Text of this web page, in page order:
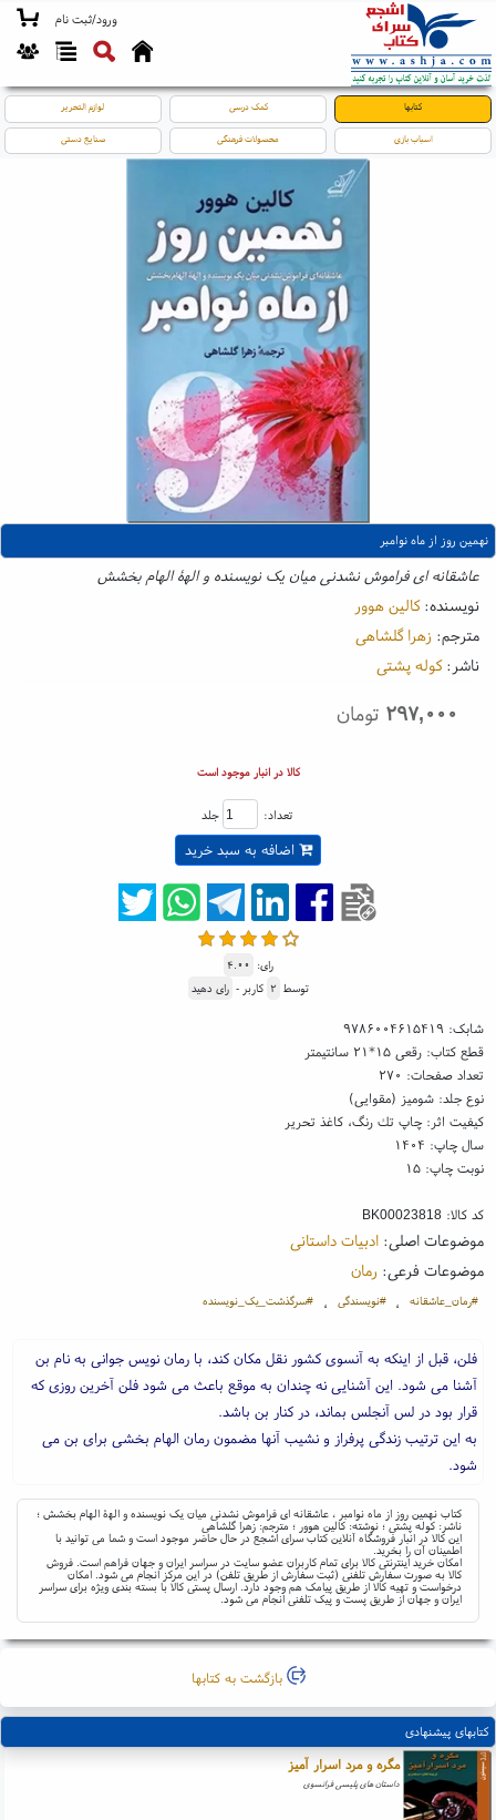
ورود/ثبت نام
کتابها کمک درسی لوازم التحریر
اسباب بازی محصولات فرهنگی صنایع دستی
نهمین روز از ماه نوامبر
عاشقانه ای فراموش نشدنی میان یک نویسنده و الهۀ الهام بخشش
نویسنده:کالین هوور
مترجم: زهرا گلشاهی
ناشر:کوله پشتی
۲۹۷,۰۰۰ تومان
کالا در انبار موجود است
تعداد: جلد
اضافه به سبد خرید
رای: ۴.۰۰
توسط ۲ کاربر - رای دهید
شابک: ۹۷۸۶۰۰۴۶۱۵۴۱۹
قطع کتاب: رقعی ۱۵*۲۱ سانتیمتر
تعداد صفحات: ۲۷۰
نوع جلد: شومیز (مقوایی)
کیفیت اثر: چاپ تك رنگ، کاغذ تحریر
سال چاپ: ۱۴۰۴
نوبت چاپ: ۱۵
کد کالا:BK00023818
موضوعات اصلی:ادبیات داستانی
موضوعات فرعی: رمان
#رمان_عاشقانه ، #نویسندگی ، #سرگذشت_یک_نویسنده
فلن، قبل از اینکه به آنسوی کشور نقل مکان کند، با رمان نویس جوانی به نام بن
آشنا می شود. این آشنایی نه چندان به موقع باعث می شود فلن آخرین روزی که
قرار بود در لس آنجلس بماند، در کنار بن باشد.
به این ترتیب زندگی پرفراز و نشیب آنها مضمون رمان الهام بخشی برای بن می
شود.
کتاب نهمین روز از ماه نوامبر ، عاشقانه ای فراموش نشدنی میان یک نویسنده و الهۀ الهام بخشش ؛
ناشر: کوله پشتی ؛ نوشته: کالین هوور ؛ مترجم: زهرا گلشاهی
این کالا در انبار فروشگاه آنلاین کتاب سرای اشجع در حال حاضر موجود است و شما می توانید با
اطمینان آن را بخرید.
امکان خرید اینترنتی کالا برای تمام کاربران عضو سایت در سراسر ایران و جهان فراهم است. فروش
کالا به صورت سفارش تلفنی (ثبت سفارش از طریق تلفن) در این مرکز انجام می شود. امکان
درخواست و تهیه کالا از طریق پیامک هم وجود دارد. ارسال پستی کالا با بسته بندی ویژه برای سراسر
ایران و جهان از طریق پست و پیک تلفنی انجام می شود.
بازگشت به کتابها
کتابهای پیشنهادی
مگره و مرد اسرار آمیز
داستان های پلیسی فرانسوی